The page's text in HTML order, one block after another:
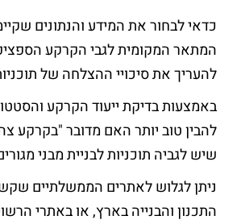
כדאי לבחור את המידע והנתונים
המתאר המקומית לגבי הקרקע
להעריך את סיכויי ההצלחה של
באמצעות בדיקת ייעוד הקרקע
להבין טוב יותר האם מדובר "בקרקע
שיש לגביה תוכניות לבניית מבני
ניתן לגלוש לאתרים הממשלתיים
התכנון והבנייה בארץ, או באתרי